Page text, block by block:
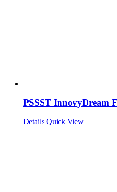
PSSST InnovyDream
Details Quick View